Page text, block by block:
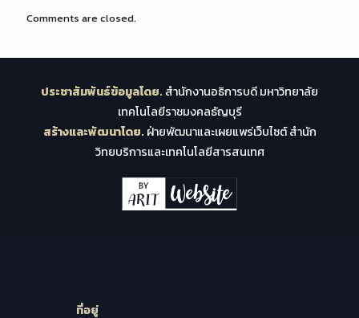
Comments are closed.
ประชาสัมพันธ์ข้อมูลโดย. สำนักงานอธิการบดี มหาวิทยาลัย
เทคโนโลยีราชมงคลธัญบุรี
สร้างและพัฒนาโดย. ฝ่ายพัฒนาและเผยแพร่เว็บไซต์ สำนัก
วิทยบริการและเทคโนโลยีสารสนเทศ
ที่อยู่